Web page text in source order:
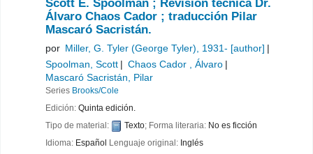
Scott E. Spoolman ; Revisión técnica Dr.
Álvaro Chaos Cador ; traducción Pilar
Mascaró Sacristán.
por Miller, G. Tyler (George Tyler), 1931- [author]
Spoolman, Scott
Chaos Cador , Álvaro
Mascaró Sacristán, Pilar
Series Brooks/Cole
Edición: Quinta edición.
Tipo de material:
Texto; Forma literaria: No es ficción
Idioma: Español Lenguaje original: Inglés